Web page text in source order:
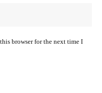
browser for the next time I